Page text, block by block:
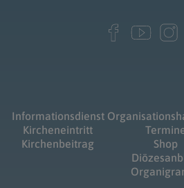
Informationsdienst
Kircheneintritt
Kirchenbeitrag
Shop